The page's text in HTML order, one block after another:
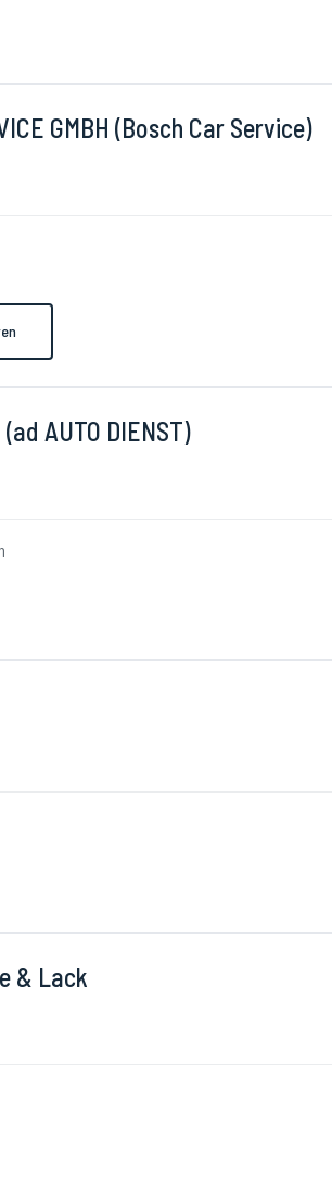
GMBH (Bosch Car Service)
AUTO DIENST)
& Lack